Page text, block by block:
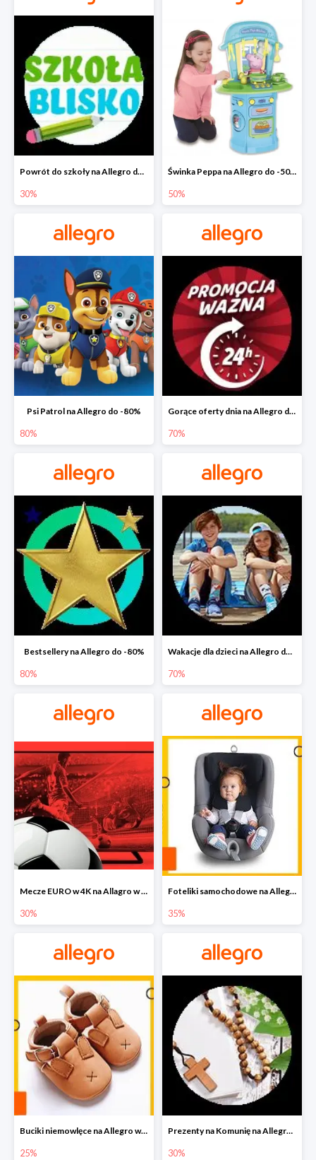
Powrót do szkoły na Allegro do -30%
30%
Świnka Peppa na Allegro do -50%
50%
Psi Patrol na Allegro do -80%
80%
Gorące oferty dnia na Allegro do -50%
70%
Bestsellery na Allegro do -80%
80%
Wakacje dla dzieci na Allegro do -70%
70%
Mecze EURO w 4K na Allagro w super cenach
30%
Foteliki samochodowe na Allegro w super cenach
35%
Buciki niemowlęce na Allegro w super cenach
25%
Prezenty na Komunię na Allegro do -30%
30%